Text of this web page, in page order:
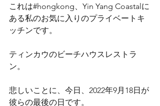
これは#hongkong、Yin Yang Coastalに
ある私のお気に入りのプライベートキ
ッチンです。
ティンカウのビーチハウスレストラ
ン。
悲しいことに、今日、2022年9月18日が
彼らの最後の日です。